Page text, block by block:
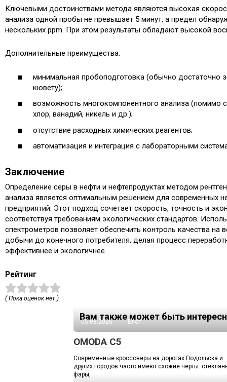
Ключевыми достоинствами метода являются высокая
анализа одной пробы не превышает 5 минут, а предел
нескольких ppm. При этом результаты обладают высокой
Дополнительные преимущества:
минимальная пробоподготовка (обычно достаточно
кювету);
возможность многокомпонентного анализа (помимо
хлор, ванадий, никель и др.);
отсутствие расходных химических реагентов;
автоматизация и интеграция с лабораторными
Заключение
Определение серы в нефти и нефтепродуктах методом
анализа является оптимальным решением для современных
предприятий. Этот подход сочетает скорость, точность и
соответствуя требованиям экологических стандартов.
спектрометров позволяет обеспечить контроль качества на
добычи до конечного потребителя, делая процесс
эффективнее и экологичнее.
Рейтинг
( Пока оценок нет )
Вам также может быть
05.08.2026 Блог
OMODA C5
Современные кроссоверы на дорогах Подольска и
других городов часто имеют схожие черты:
фары,